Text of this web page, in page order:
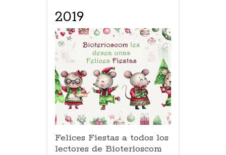
2019
Felices Fiestas a todos los
lectores de Bioterioscom